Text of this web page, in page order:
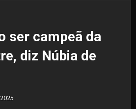
ser campeã da
diz Núbia de